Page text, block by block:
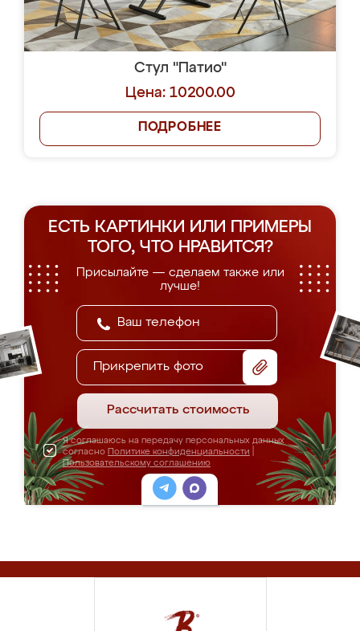
Стул "Патио"
Цена: 10200.00
ПОДРОБНЕЕ
ЕСТЬ КАРТИНКИ ИЛИ ПРИМЕРЫ
ТОГО, ЧТО НРАВИТСЯ?
Присылайте — сделаем также или
лучше!
Прикрепить фото
Рассчитать стоимость
Я соглашаюсь на передачу персональных данных
согласно Политике конфиденциальности
Пользовательскому соглашению